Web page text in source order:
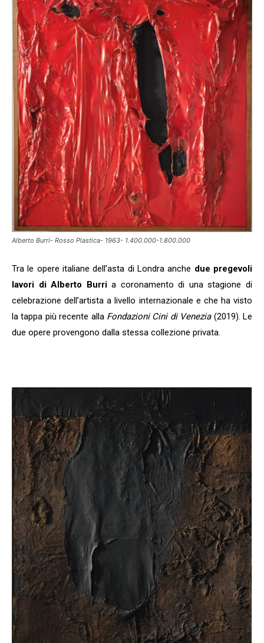
Alberto Burri- Rosso Plastica- 1963- 1.400.000-1.800.000
Tra le opere italiane dell’asta di Londra anche due pregevoli
lavori di Alberto Burria coronamento di una stagione di
celebrazione dell’artista a livello internazionale e che ha visto
la tappa più recente alla Fondazioni Cini di Venezia(2019). Le
due opere provengono dalla stessa collezione privata.